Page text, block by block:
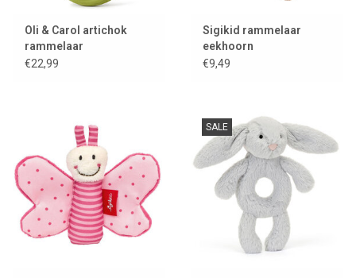
Oli & Carol artichok
rammelaar
€22,99
Sigikid rammelaar
eekhoorn
€9,49
SALE